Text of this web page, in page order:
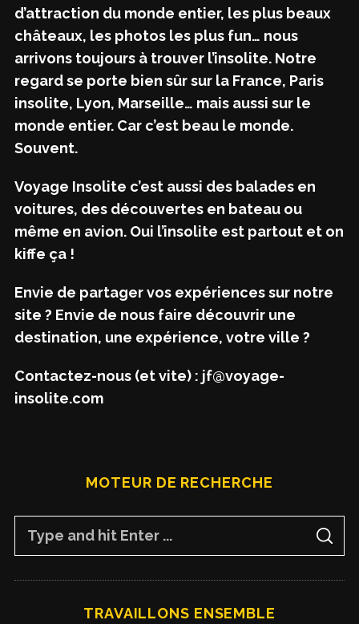
d’attraction du monde entier, les plus beaux
châteaux, les photos les plus fun… nous
arrivons toujours à trouver l’insolite. Notre
regard se porte bien sûr sur la France, Paris
insolite, Lyon, Marseille… mais aussi sur le
monde entier. Car c’est beau le monde.
Souvent.
Voyage Insolite c’est aussi des balades en
voitures, des découvertes en bateau ou
même en avion. Oui l’insolite est partout et on
kiffe ça !
Envie de partager vos expériences sur notre
site ? Envie de nous faire découvrir une
destination, une expérience, votre ville ?
Contactez-nous (et vite) : jf@voyage-
insolite.com
MOTEUR DE RECHERCHE
S
A
C
TRAVAILLONS ENSEMBLE